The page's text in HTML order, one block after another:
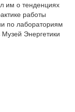
им о тенденциях
работы
по лабораториям
Музей Энергетики